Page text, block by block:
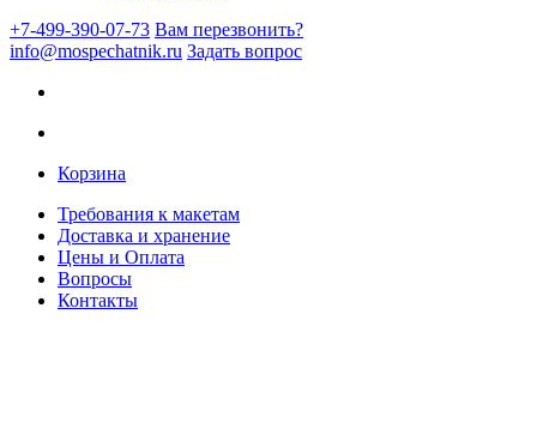
+7-499-390-07-73 Вам перезвонить?
info@mospechatnik.ru Задать вопрос
Корзина
Требования к макетам
Доставка и хранение
Цены и Оплата
Вопросы
Контакты